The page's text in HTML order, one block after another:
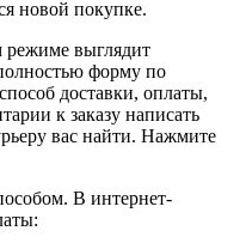
новой покупке.
режиме выглядит
форму по
доставки, оплаты,
к заказу написать
вас найти. Нажмите
В интернет-